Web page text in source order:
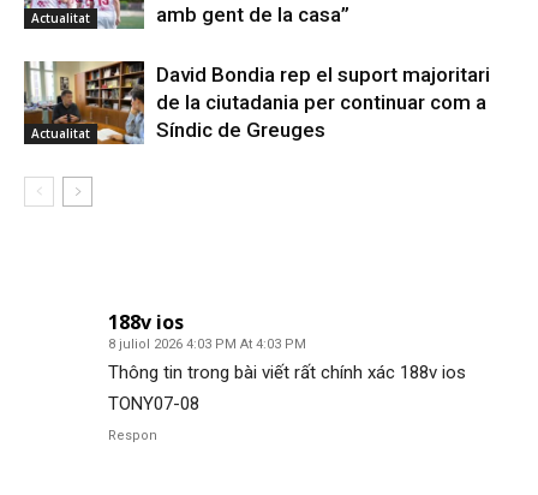
Actualitat
amb gent de la casa”
Actualitat
David Bondia rep el suport majoritari
de la ciutadania per continuar com a
Síndic de Greuges
188v ios
8 juliol 2026 4:03 PM At 4:03 PM
Thông tin trong bài viết rất chính xác 188v ios
TONY07-08
Respon